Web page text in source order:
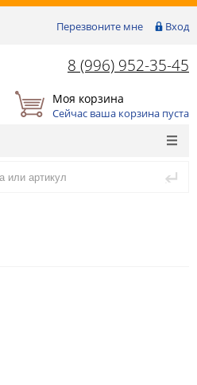
Перезвоните мне Вход
8 (996) 952-35-45
Моя корзина
Сейчас ваша корзина пуста